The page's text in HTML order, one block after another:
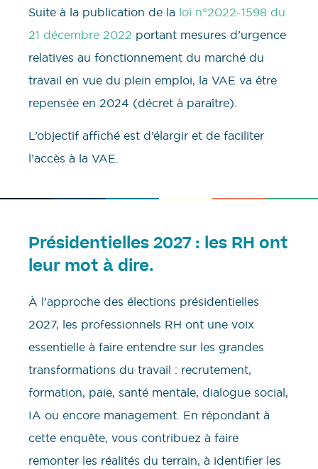
Suite à la publication de la loi n°2022-1598 du
21 décembre 2022 portant mesures d’urgence
relatives au fonctionnement du marché du
travail en vue du plein emploi, la VAE va être
repensée en 2024 (décret à paraître).
L’objectif affiché est d’élargir et de faciliter
l’accès à la VAE.
Présidentielles 2027 : les RH ont
leur mot à dire.
À l’approche des élections présidentielles
2027, les professionnels RH ont une voix
essentielle à faire entendre sur les grandes
transformations du travail : recrutement,
formation, paie, santé mentale, dialogue social,
IA ou encore management. En répondant à
cette enquête, vous contribuez à faire
remonter les réalités du terrain, à identifier les